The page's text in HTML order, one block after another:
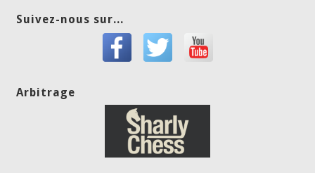
Suivez-nous sur...
Arbitrage